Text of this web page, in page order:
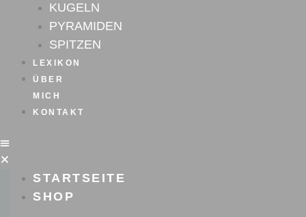
KUGELN
PYRAMIDEN
SPITZEN
LEXIKON
ÜBER
MICH
KONTAKT
STARTSEITE
SHOP